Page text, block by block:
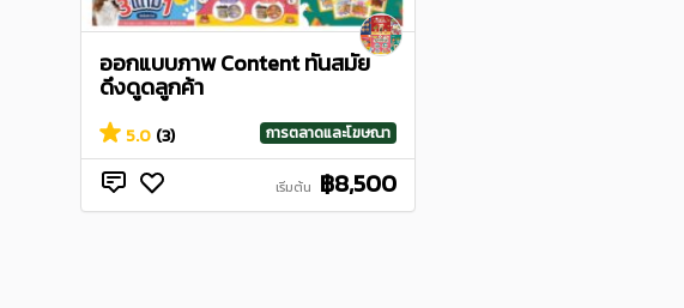
ออกแบบภาพ Content ทันสมัย
ดึงดูดลูกค้า
5.0 (3) การตลาดและโฆษณา
เริ่มต้น ฿8,500